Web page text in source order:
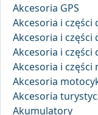
Akcesoria GPS
Akcesoria i części
Akcesoria i części
Akcesoria i
Akcesoria i części
Akcesoria
Akcesoria
Akumulatory